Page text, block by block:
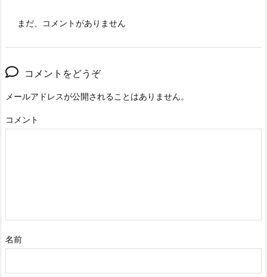
まだ、コメントがありません
コメントをどうぞ
メールアドレスが公開されることはありません。
コメント
名前